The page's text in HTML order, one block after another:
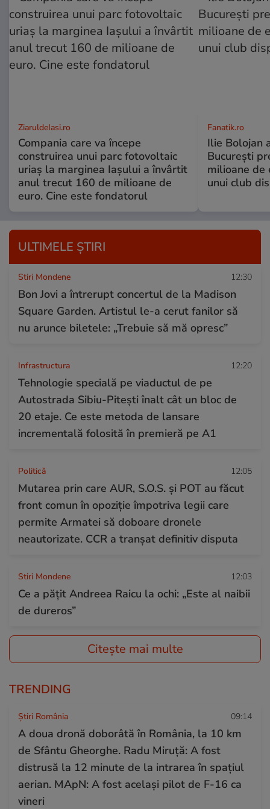
ZiaruldeIasi.ro
Compania care va începe
construirea unui parc fotovoltaic
uriaș la marginea Iașului a învârtit
anul trecut 160 de milioane de
euro. Cine este fondatorul
Fanatik.ro
Ilie Bolojan
București
milioane de
unui club
ULTIMELE ȘTIRI
Stiri Mondene 12:30
Bon Jovi a întrerupt concertul de la Madison
Square Garden. Artistul le-a cerut fanilor să
nu arunce biletele: „Trebuie să mă opresc”
Infrastructura 12:20
Tehnologie specială pe viaductul de pe
Autostrada Sibiu-Pitești înalt cât un bloc de
20 etaje. Ce este metoda de lansare
incrementală folosită în premieră pe A1
Politică 12:05
Mutarea prin care AUR, S.O.S. și POT au făcut
front comun în opoziție împotriva legii care
permite Armatei să doboare dronele
neautorizate. CCR a tranșat definitiv disputa
Stiri Mondene 12:03
Ce a pățit Andreea Raicu la ochi: „Este al naibii
de dureros”
Citește mai multe
TRENDING
Știri România 09:14
A doua dronă doborâtă în România, la 10 km
de Sfântu Gheorghe. Radu Miruță: A fost
distrusă la 12 minute de la intrarea în spațiul
aerian. MApN: A fost același pilot de F-16 ca
vineri